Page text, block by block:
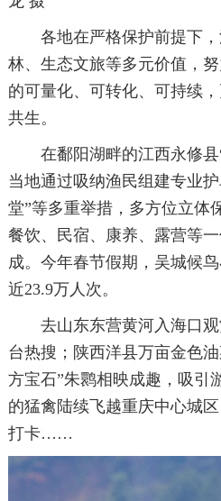
各地在严格保护前提下，
林、生态文旅等多元价值，
的可量化、可转化、可持续
共生。
在鄱阳湖畔的江西永修县“
当地通过吸纳渔民组建专业
堂”等多重举措，多方位立体
餐饮、民宿、康养、露营等
成。今年春节假期，吴城候
近23.9万人次。
去山东东营黄河入海口观
台热搜；陕西洋县万亩金色
方宝石”朱鹮相映成趣，吸引
的猛禽陆续飞越重庆中心城
打卡……